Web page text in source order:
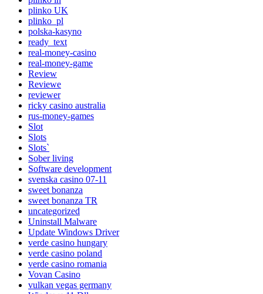
plinko UK
plinko_pl
polska-kasyno
ready_text
real-money-casino
real-money-game
Review
Reviewe
reviewer
ricky casino australia
rus-money-games
Slot
Slots
Slots`
Sober living
Software development
svenska casino 07-11
sweet bonanza
sweet bonanza TR
uncategorized
Uninstall Malware
Update Windows Driver
verde casino hungary
verde casino poland
verde casino romania
Vovan Casino
vulkan vegas germany